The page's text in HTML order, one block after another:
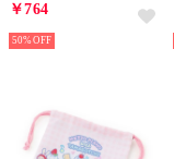
￥764
50%